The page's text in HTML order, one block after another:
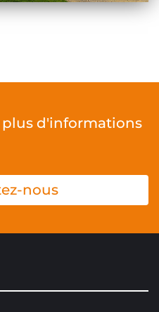
plus d'informations
nous